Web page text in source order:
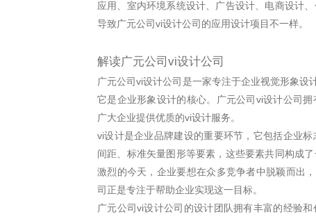
应用、室内环境系统设计、广告设计、电商设计
导致广元公司vi设计公司的应用设计项目不一样。
解读广元公司vi设计公司
广元公司vi设计公司是一家专注于企业视觉形象设
它是企业形象设计的核心。广元公司vi设计公司
广大企业提供优质的vi设计服务。
vi设计是企业品牌建设的重要环节，它包括企业
间距、标准矢量图形等要素，这些要素共同构成
激烈的今天，企业要想在众多竞争者中脱颖而出
司正是专注于帮助企业实现这一目标。
广元公司vi设计公司的设计团队拥有丰富的经验